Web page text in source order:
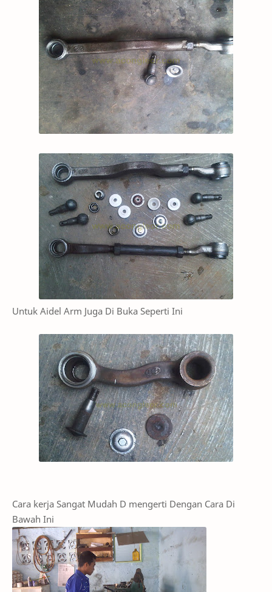
Untuk Aidel Arm Juga Di Buka Seperti Ini
Cara kerja Sangat Mudah D mengerti Dengan Cara Di
Bawah Ini